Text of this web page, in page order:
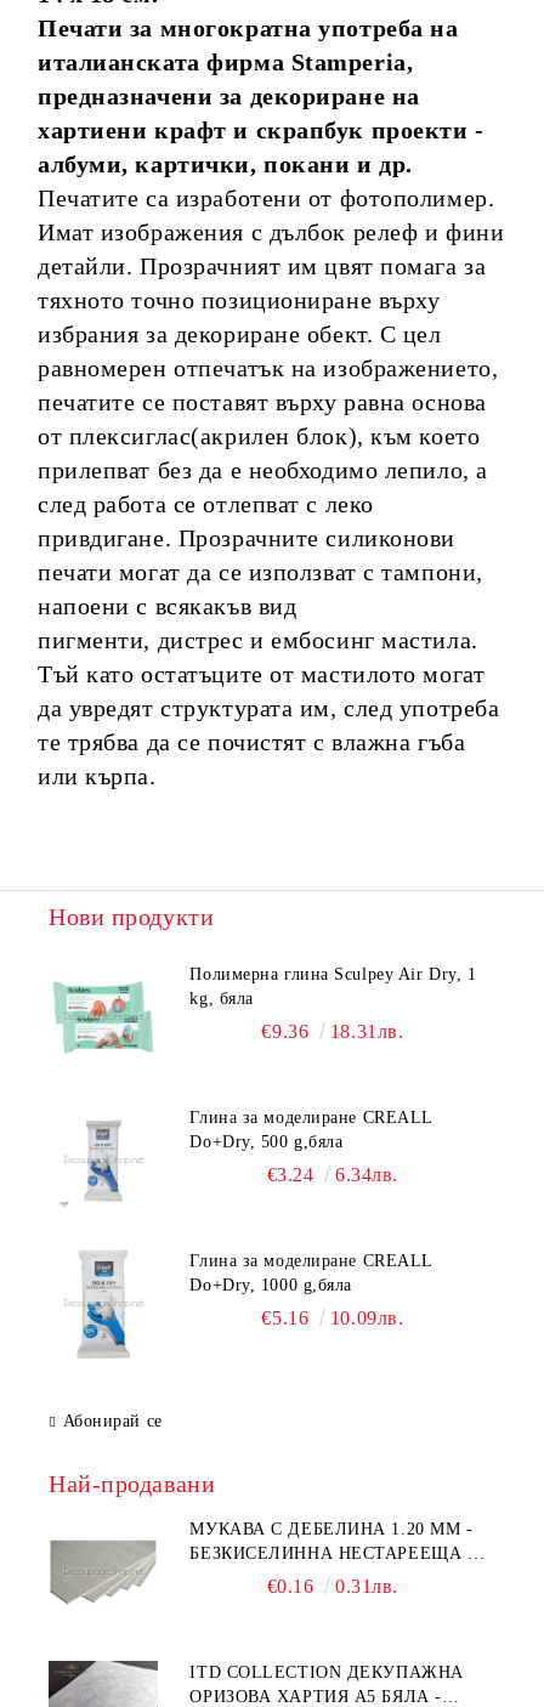
Печати за многократна употреба на
италианската фирма Stamperia,
предназначени за декориране на
хартиени крафт и скрапбук проекти -
албуми, картички, покани и др.
Печатите са изработени от фотополимер.
Имат изображения с дълбок релеф и фини
детайли. Прозрачният им цвят помага за
тяхното точно позициониране върху
избрания за декориране обект. С цел
равномерен отпечатък на изображението,
печатите се поставят върху равна основа
от плексиглас(акрилен блок), към което
прилепват без да е необходимо лепило, а
след работа се отлепват с леко
привдигане. Прозрачните силиконови
печати могат да се използват с тампони,
напоени с всякакъв вид
пигменти, дистрес и ембосинг мастила.
Тъй като остатъците от мастилото могат
да увредят структурата им, след употреба
те трябва да се почистят с влажна гъба
или кърпа.
Нови продукти
Полимерна глина Sculpey Air Dry, 1
kg, бяла
€9.36 18.31лв.
Глина за моделиране CREALL
Do+Dry, 500 g,бяла
€3.24 6.34лв.
Глина за моделиране CREALL
Do+Dry, 1000 g,бяла
€5.16 10.09лв.
Абонирай се
Най-продавани
МУКАВА С ДЕБЕЛИНА 1.20 MM -
БЕЗКИСЕЛИННА НЕСТАРЕЕЩА А5
- 210 Х 150ММ
€0.16 0.31лв.
ITD COLLECTION ДЕКУПАЖНА
ОРИЗОВА ХАРТИЯ А5 БЯЛА -